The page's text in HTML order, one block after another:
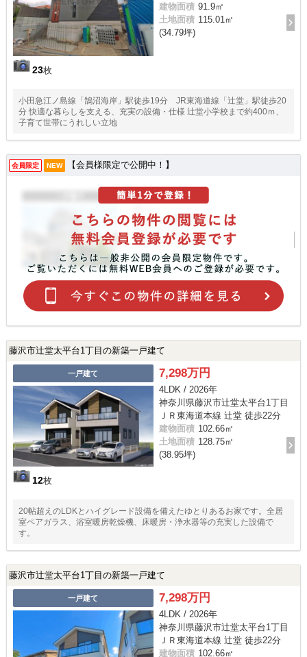
23枚
建物面積 91.9㎡
土地面積 115.01㎡
(34.79坪)
小田急江ノ島線「鵠沼海岸」駅徒歩19分 JR東海道線「辻堂」駅徒歩20
分 快適な暮らしを支える、充実の設備・仕様 辻堂小学校まで約400ｍ、
子育て世帯にうれしい立地
会員限定 NEW 【会員様限定で公開中！】
藤沢市辻堂太平台1丁目の新築一戸建て
一戸建て
12枚
7,298万円
4LDK / 2026年
神奈川県藤沢市辻堂太平台1丁目
ＪＲ東海道本線 辻堂 徒歩22分
建物面積 102.66㎡
土地面積 128.75㎡
(38.95坪)
20帖超えのLDKとハイグレード設備を備えたゆとりあるお家です。全居
室ペアガラス、浴室暖房乾燥機、床暖房・浄水器等の充実した設備で
す。
藤沢市辻堂太平台1丁目の新築一戸建て
一戸建て 7,298万円
4LDK / 2026年
神奈川県藤沢市辻堂太平台1丁目
ＪＲ東海道本線 辻堂 徒歩22分
建物面積 102.66㎡